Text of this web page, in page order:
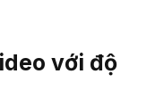
với độ